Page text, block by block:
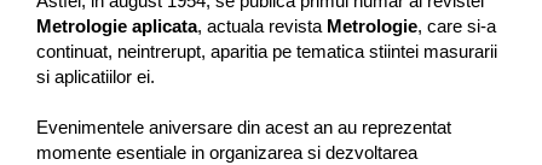
Metrologie aplicata, actuala revista Metrologie, care si-a
continuat, neintrerupt, aparitia pe tematica stiintei masurarii
si aplicatiilor ei.
Evenimentele aniversare din acest an au reprezentat
momente esentiale in organizarea si dezvoltarea